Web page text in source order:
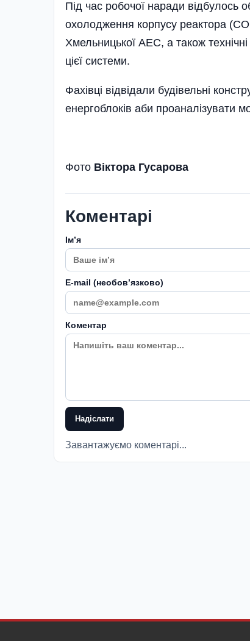
Під час робочої наради від­булось
охолодження корпусу реактора
Хмельницької АЕС, а також
цієї системи.
Фахівці відвідали будівельні
енергоблоків аби проаналізувати
Фото Віктора Гусарова
Коментарі
Імʼя
E-mail (необовʼязково)
Коментар
Надіслати
Завантажуємо коментарі...